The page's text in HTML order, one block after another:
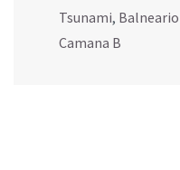
Tsunami, Balneario
Camana B